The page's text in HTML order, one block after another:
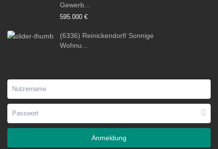
Gewerb...
595.000 €
(6336) Reinickendorf/ Sonnige
Wohnu...
Anmeldung